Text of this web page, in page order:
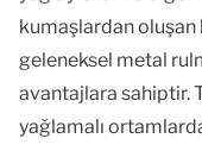
kumaşlardan
geleneksel metal
avantajlara sahiptir.
yağlamalı